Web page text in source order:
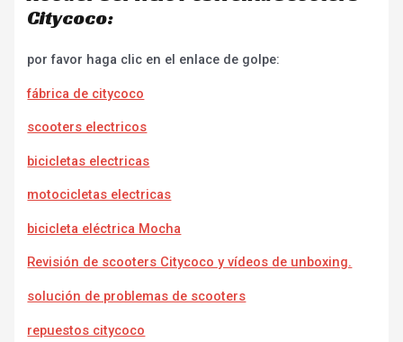
Citycoco:
por favor haga clic en el enlace de golpe:
fábrica de citycoco
scooters electricos
bicicletas electricas
motocicletas electricas
bicicleta eléctrica Mocha
Revisión de scooters Citycoco y vídeos de unboxing.
solución de problemas de scooters
repuestos citycoco